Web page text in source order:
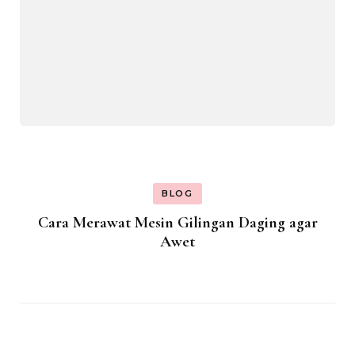
BLOG
Cara Merawat Mesin Gilingan Daging agar
Awet